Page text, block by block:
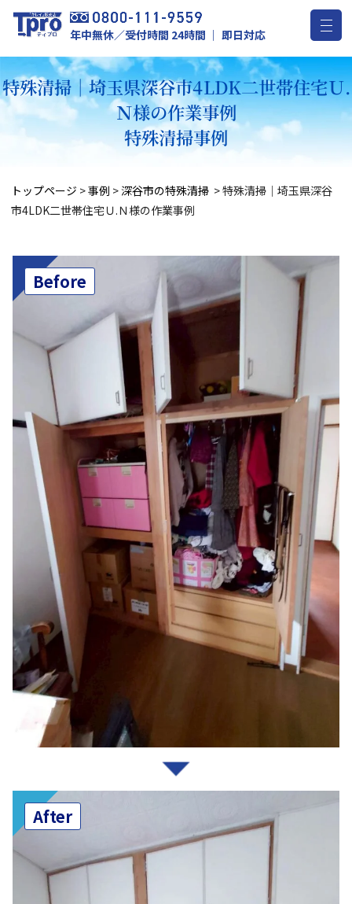
年中無休／受付時間 24時間 ｜ 即日対応
特殊清掃｜埼玉県深谷市4LDK二世帯住宅Ｕ.
Ｎ様の作業事例
特殊清掃事例
トップページ >事例 >深谷市の特殊清掃 >特殊清掃｜埼玉県深谷
市4LDK二世帯住宅Ｕ.Ｎ様の作業事例
Before
After